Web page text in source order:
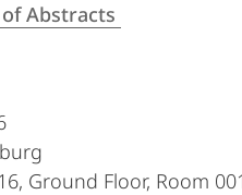
Abstracts
Ground Floor, Room 001